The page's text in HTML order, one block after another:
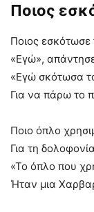
Ποιος
Ποιος εσκότωσε
«Εγώ»,
«Εγώ σκότωσα
Για να πάρω το
Ποιο όπλο
Για τη
«Το όπλο που
Ήταν μια